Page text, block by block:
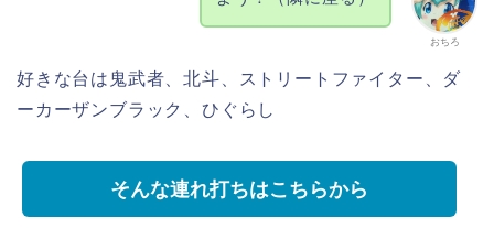
おちろ
好きな台は鬼武者、北斗、ストリートファイター、ダ
ーカーザンブラック、ひぐらし
そんな連れ打ちはこちらから